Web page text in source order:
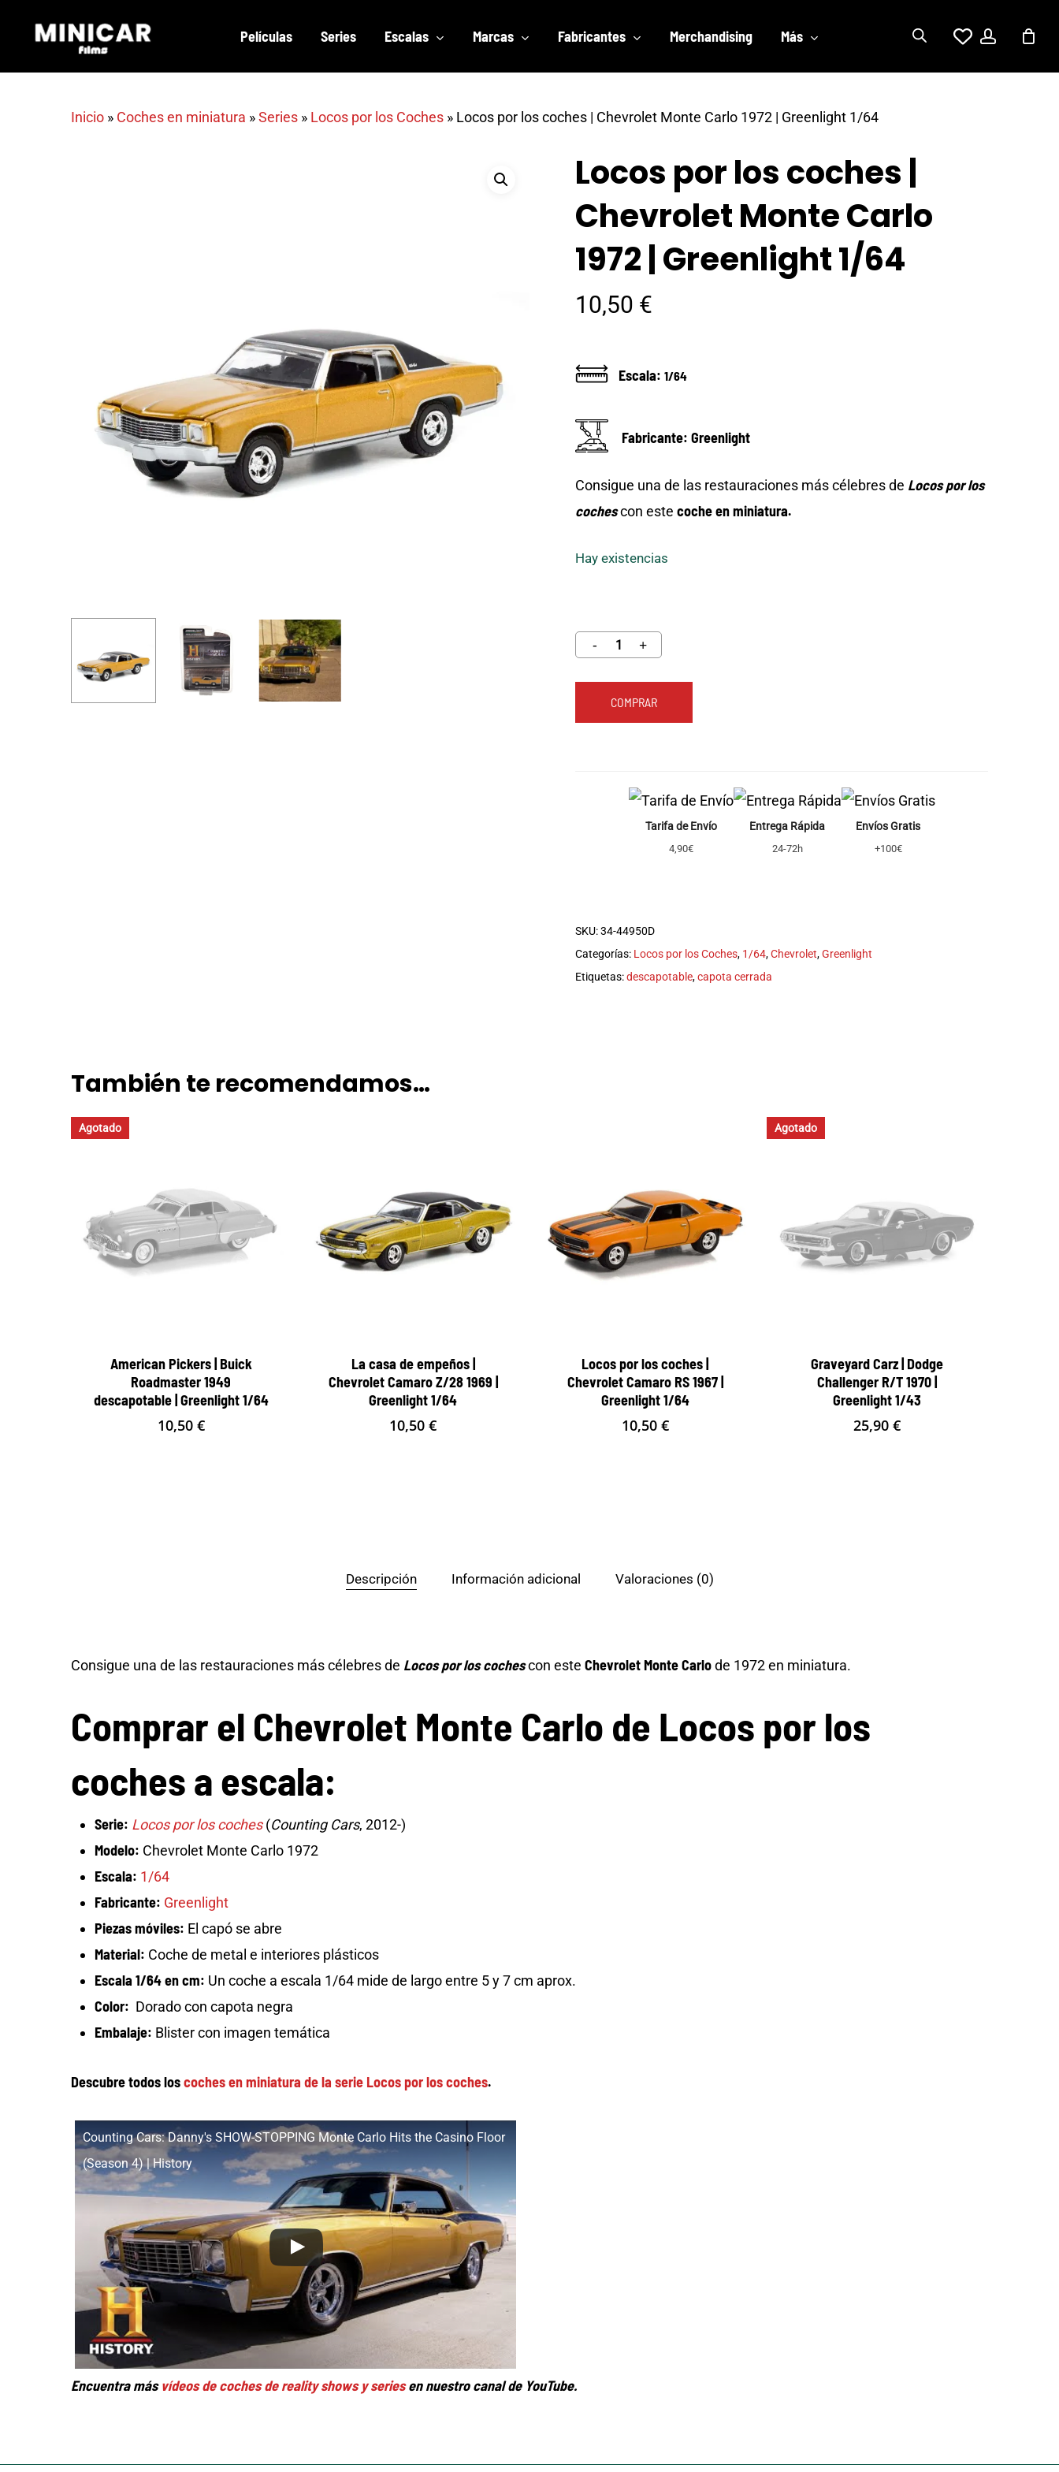
Películas Series Escalas Marcas Fabricantes Merchandising Más account
Inicio » Coches en miniatura »Series » Locos por los Coches » Locos por los coches | Chevrolet Monte Carlo 1972 | Greenlight 1/64
Locos por los coches |
Chevrolet Monte Carlo
1972 | Greenlight 1/64
10,50 €
Escala: 1/64
Fabricante: Greenlight
Consigue una de las restauraciones más célebres de Locos por los
cochescon estecoche en miniatura.
Hay existencias
COMPRAR
Tarifa de Envío
4,90€
Entrega Rápida
24-72h
Envíos Gratis
+100€
SKU:34-44950D
Categorías: Locos por los Coches, 1/64,Chevrolet,Greenlight
Etiquetas:descapotable,capota cerrada
También te recomendamos…
Agotado
American Pickers | Buick
Roadmaster 1949
descapotable | Greenlight 1/64
10,50 €
La casa de empeños |
Chevrolet Camaro Z/28 1969 |
Greenlight 1/64
10,50€
Locos por los coches |
Chevrolet Camaro RS 1967 |
Greenlight 1/64
10,50 €
Agotado
Graveyard Carz | Dodge
Challenger R/T 1970 |
Greenlight 1/43
25,90€
Descripción Información adicional Valoraciones (0)
Consigue una de las restauraciones más célebres de Locos por los cochescon este Chevrolet Monte Carlode 1972 en miniatura.
Comprar el Chevrolet Monte Carlo de Locos por los
coches a escala:
Serie: Locos por los coches(Counting Cars, 2012-)
Modelo: Chevrolet Monte Carlo 1972
Escala: 1/64
Fabricante: Greenlight
Piezas móviles: El capó se abre
Material: Coche de metal e interiores plásticos
Escala 1/64 en cm: Un coche a escala 1/64 mide de largo entre 5 y 7 cm aprox.
Color: Dorado con capota negra
Embalaje: Blister con imagen temática
Descubre todos loscoches en miniatura de la serie Locos por los coches.
Counting Cars: Danny's SHOW-STOPPING Monte Carlo Hits the Casino Floor
(Season 4) | History
Encuentra másvídeos de coches de reality shows y seriesen nuestro canal de YouTube.